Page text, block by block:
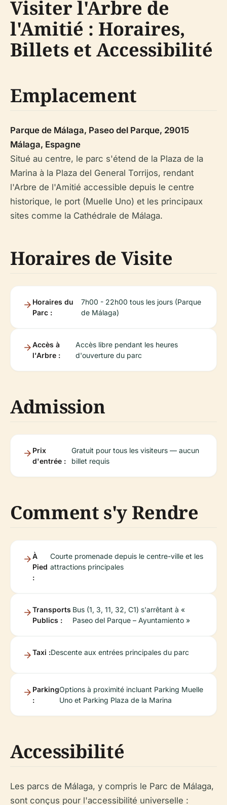
Visiter l'Arbre de
l'Amitié : Horaires,
Billets et Accessibilité
Emplacement
Parque de Málaga, Paseo del Parque, 29015
Málaga, Espagne
Situé au centre, le parc s'étend de la Plaza de la
Marina à la Plaza del General Torrijos, rendant
l'Arbre de l'Amitié accessible depuis le centre
historique, le port (Muelle Uno) et les principaux
sites comme la Cathédrale de Málaga.
Horaires de Visite
Horaires du
Parc :
7h00 - 22h00 tous les jours (Parque
de Málaga)
Accès à
l'Arbre :
Accès libre pendant les heures
d'ouverture du parc
Admission
Prix
d'entrée :
Gratuit pour tous les visiteurs — aucun
billet requis
Comment s'y Rendre
À
Pied
:
Courte promenade depuis le centre-ville et les
attractions principales
Transports
Publics :
Bus (1, 3, 11, 32, C1) s'arrêtant à «
Paseo del Parque – Ayuntamiento »
Taxi :Descente aux entrées principales du parc
Parking
:
Options à proximité incluant Parking Muelle
Uno et Parking Plaza de la Marina
Accessibilité
Les parcs de Málaga, y compris le Parc de Málaga,
sont conçus pour l'accessibilité universelle :